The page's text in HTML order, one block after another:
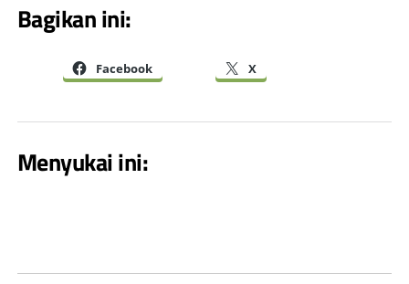
Bagikan ini:
Facebook X
Menyukai ini: